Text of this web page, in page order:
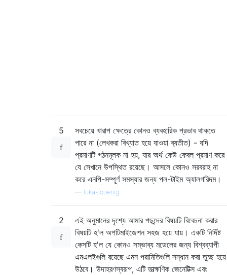
5
সবচেয়ে খারাপ ক্ষেত্রে কোনও ব্যবহারিক প্রভাব থাকতে
পারে না (লেখকরা বিখ্যাত হয়ে যাওয়া ব্যতীত) - যদি
প্রমাণটি গঠনমূলক না হয়, যার অর্থ কেউ কেবল প্রমাণ করে
যে সেখানে উপস্থিত রয়েছে। আসলে কোনও সরবরাহ না
করে এনপি-সম্পূর্ণ সমস্যার জন্য পল-টাইম অ্যালগরিদম।
lukas.coenig
2
এই অনুমানের দৃশ্যে আমার পছন্দের বিষয়টি বিবেচনা করার
বিষয়টি হ'ল অপটিমাইজেশন সহজ হয়ে যায়। একটি নির্দিষ্ট
কেসটি হ'ল যে কোনও সম্ভাব্য মডেলের জন্য বিশ্বব্যাপী
এমএলইগুলি রয়েছে এমন পরামিতিগুলি সন্ধান করা তুচ্ছ হয়ে
উঠবে। উদাহরণস্বরূপ, এটি তাত্ক্ষণিক জেনেটিক্স এবং